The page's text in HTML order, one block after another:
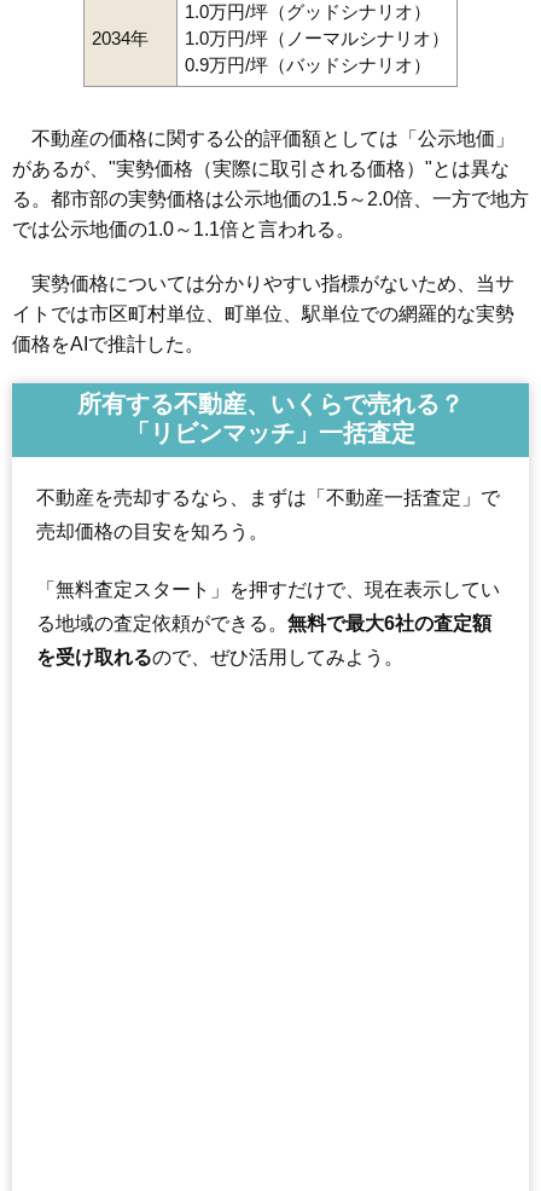
2034年
1.0万円/坪（グッドシナリオ）
1.0万円/坪（ノーマルシナリオ）
0.9万円/坪（バッドシナリオ）
不動産の価格に関する公的評価額としては「公示地価」
があるが、"実勢価格（実際に取引される価格）"とは異な
る。都市部の実勢価格は公示地価の1.5～2.0倍、一方で地方
では公示地価の1.0～1.1倍と言われる。
実勢価格については分かりやすい指標がないため、当サ
イトでは市区町村単位、町単位、駅単位での網羅的な実勢
価格をAIで推計した。
所有する不動産、いくらで売れる？
「リビンマッチ」一括査定
不動産を売却するなら、まずは「不動産一括査定」で
売却価格の目安を知ろう。
「無料査定スタート」を押すだけで、現在表示してい
る地域の査定依頼ができる。 無料で最大6社の査定額
を受け取れるので、ぜひ活用してみよう。